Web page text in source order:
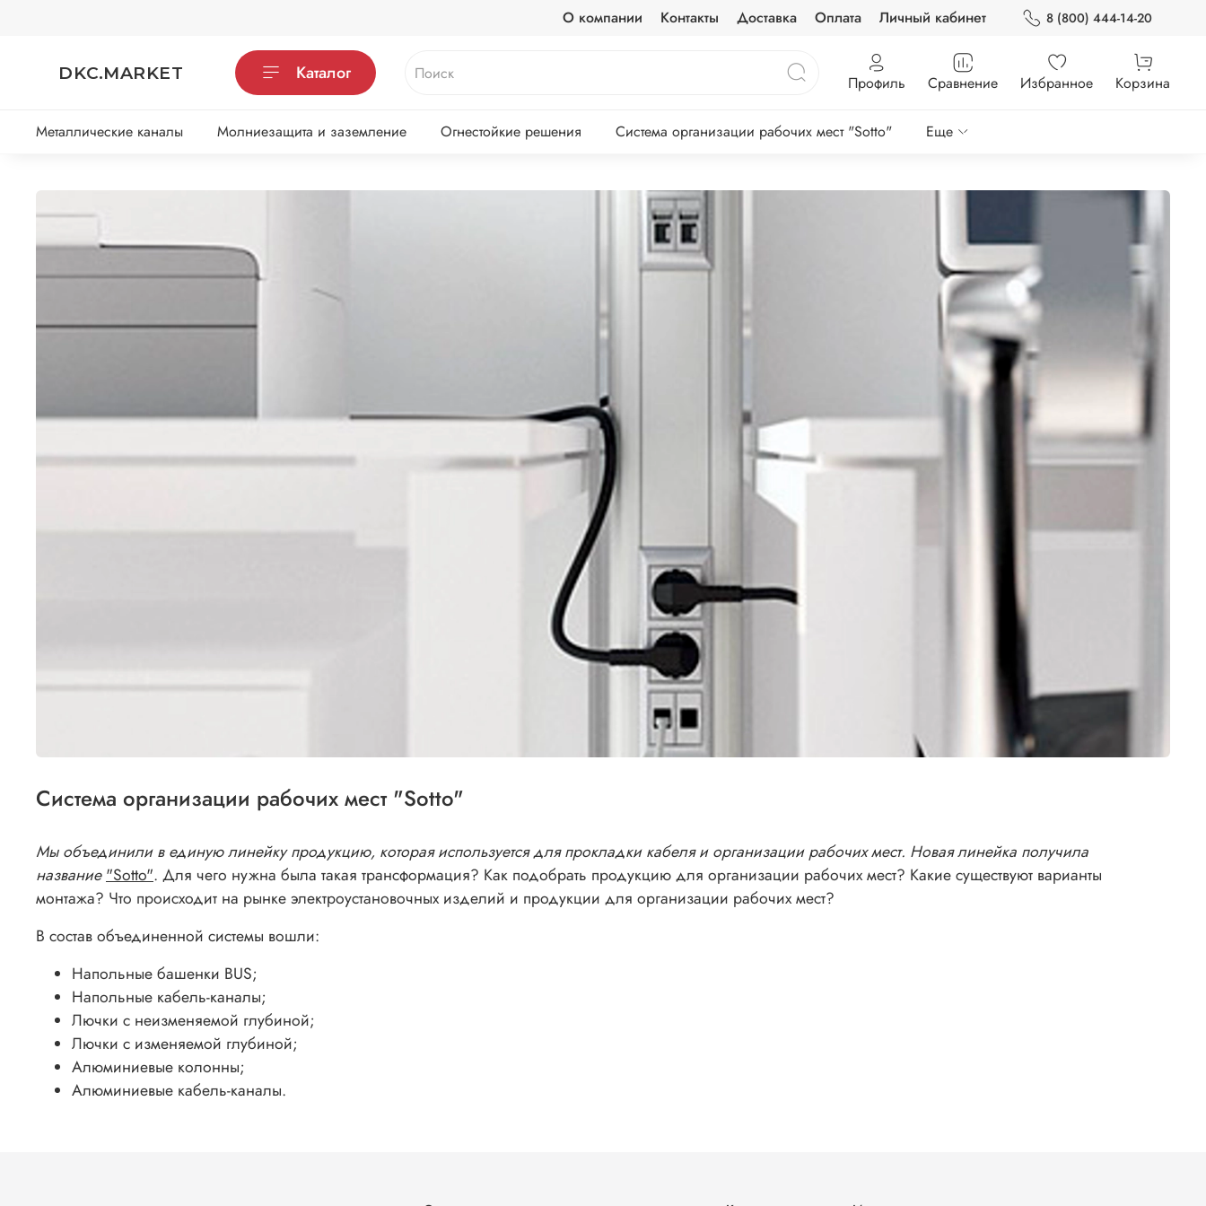
О компании Контакты Доставка Оплата Личный кабинет 8 (800) 444-14-20
DKC.MARKET Каталог Профиль Сравнение Избранное Корзина
Металлические каналы Молниезащита и заземление Огнестойкие решения Система организации рабочих мест "Sotto" Еще
Cистема организации рабочих мест "Sotto"
Мы объединили в единую линейку продукцию, которая используется для прокладки кабеля и организации рабочих мест. Новая линейка получила
название "Sotto". Для чего нужна была такая трансформация? Как подобрать продукцию для организации рабочих мест? Какие существуют варианты
монтажа? Что происходит на рынке электроустановочных изделий и продукции для организации рабочих мест?
В состав объединенной системы вошли:
Напольные башенки BUS;
Напольные кабель-каналы;
Лючки с неизменяемой глубиной;
Лючки с изменяемой глубиной;
Алюминиевые колонны;
Алюминиевые кабель-каналы.